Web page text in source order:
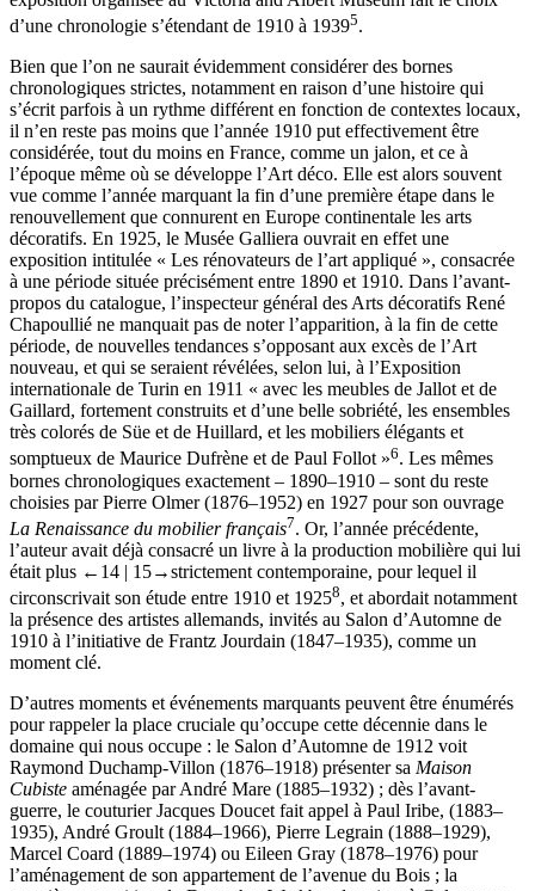
d’une chronologie s’étendant de 1910 à 19395.
Bien que l’on ne saurait évidemment considérer des bornes
chronologiques strictes, notamment en raison d’une histoire qui
s’écrit parfois à un rythme différent en fonction de contextes locaux,
il n’en reste pas moins que l’année 1910 put effectivement être
considérée, tout du moins en France, comme un jalon, et ce à
l’époque même où se développe l’Art déco. Elle est alors souvent
vue comme l’année marquant la fin d’une première étape dans le
renouvellement que connurent en Europe continentale les arts
décoratifs. En 1925, le Musée Galliera ouvrait en effet une
exposition intitulée « Les rénovateurs de l’art appliqué », consacrée
à une période située précisément entre 1890 et 1910. Dans l’avant-
propos du catalogue, l’inspecteur général des Arts décoratifs René
Chapoullié ne manquait pas de noter l’apparition, à la fin de cette
période, de nouvelles tendances s’opposant aux excès de l’Art
nouveau, et qui se seraient révélées, selon lui, à l’Exposition
internationale de Turin en 1911 « avec les meubles de Jallot et de
Gaillard, fortement construits et d’une belle sobriété, les ensembles
très colorés de Süe et de Huillard, et les mobiliers élégants et
somptueux de Maurice Dufrène et de Paul Follot »6. Les mêmes
bornes chronologiques exactement – 1890–1910 – sont du reste
choisies par Pierre Olmer (1876–1952) en 1927 pour son ouvrage
La Renaissance du mobilier français7. Or, l’année précédente,
l’auteur avait déjà consacré un livre à la production mobilière qui lui
était plus ←14 | 15→strictement contemporaine, pour lequel il
circonscrivait son étude entre 1910 et 19258, et abordait notamment
la présence des artistes allemands, invités au Salon d’Automne de
1910 à l’initiative de Frantz Jourdain (1847–1935), comme un
moment clé.
D’autres moments et événements marquants peuvent être énumérés
pour rappeler la place cruciale qu’occupe cette décennie dans le
domaine qui nous occupe : le Salon d’Automne de 1912 voit
Raymond Duchamp-Villon (1876–1918) présenter sa Maison
Cubiste aménagée par André Mare (1885–1932) ; dès l’avant-
guerre, le couturier Jacques Doucet fait appel à Paul Iribe, (1883–
1935), André Groult (1884–1966), Pierre Legrain (1888–1929),
Marcel Coard (1889–1974) ou Eileen Gray (1878–1976) pour
l’aménagement de son appartement de l’avenue du Bois ; la